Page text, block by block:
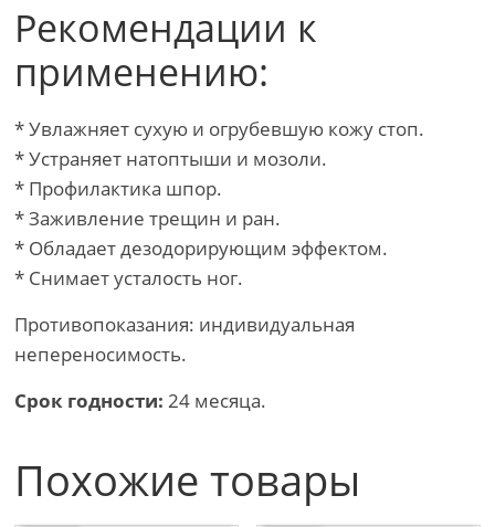
Рекомендации к
применению:
* Увлажняет сухую и огрубевшую кожу стоп.
* Устраняет натоптыши и мозоли.
* Профилактика шпор.
* Заживление трещин и ран.
* Обладает дезодорирующим эффектом.
* Снимает усталость ног.
​Противопоказания: индивидуальная
непереносимость.
Срок годности: 24 месяца.
Похожие товары